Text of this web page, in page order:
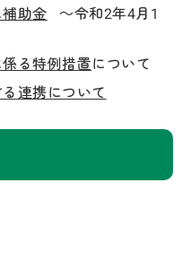
助金 ～令和2年4月1
る特例措置について
連携について